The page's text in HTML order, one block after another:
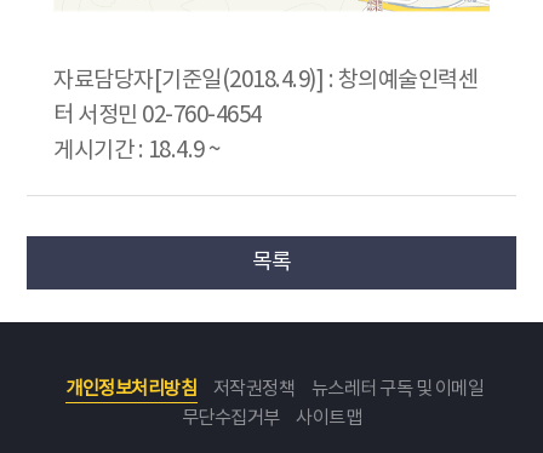
자료담당자[기준일(2018.4.9)] : 창의예술인력센
터 서정민 02-760-4654
게시기간 : 18.4.9 ~
목록
개인정보처리방침 저작권정책
뉴스레터 구독 및 이메일
무단수집거부
사이트맵